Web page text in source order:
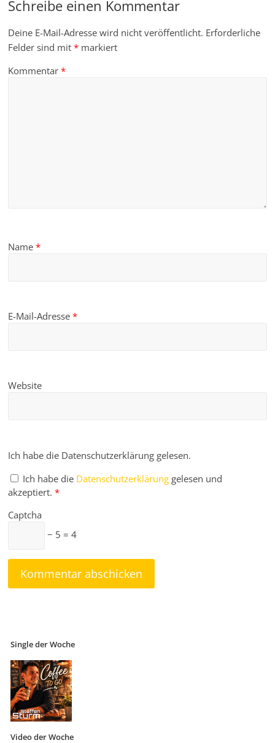
Schreibe einen Kommentar
Deine E-Mail-Adresse wird nicht veröffentlicht. Erforderliche
Felder sind mit* markiert
Kommentar*
Name*
E-Mail-Adresse*
Website
Ich habe die Datenschutzerklärung gelesen.
Ich habe die Datenschutzerklärung gelesen und
akzeptiert. *
Captcha
− 5 = 4
Single der Woche
Video der Woche